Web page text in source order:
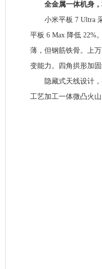
全金属一体机身，
小米平板 7 Ultra 采
平板 6 Max 降低 22%
薄，但钢筋铁骨。上
变能力。四角拱形加
隐藏式天线设计，
工艺加工一体微凸火